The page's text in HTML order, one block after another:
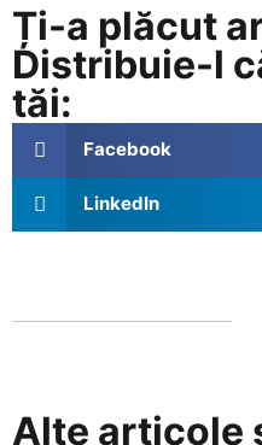
Ți-a plăcut
Distribuie-l
tăi:
Facebook
LinkedIn
Alte articole